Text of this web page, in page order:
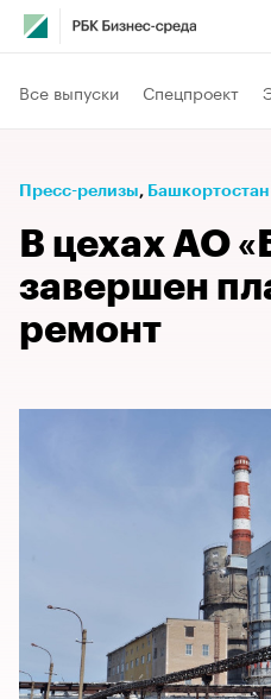
Все выпуски Спецпроект
Пресс-релизы⁠, Башкортостан
В цехах АО
завершен
ремонт